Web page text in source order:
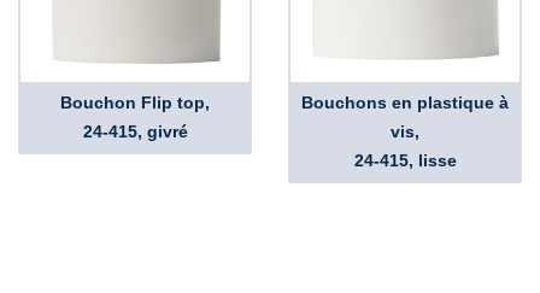
Bouchon Flip top,
24-415, givré
Bouchons en plastique à
vis,
24-415, lisse